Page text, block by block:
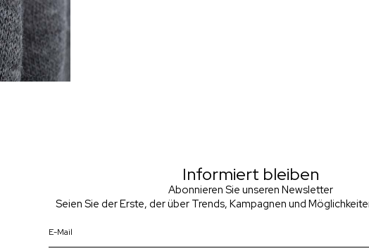
Informiert bleiben
Abonnieren Sie unseren Newsletter
Seien Sie der Erste, der über Trends, Kampagnen und